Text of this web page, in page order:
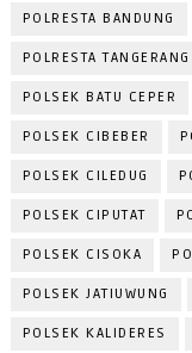
POLRESTA BANDUNG
POLRESTA TANGERANG
POLSEK BATU CEPER
POLSEK CIBEBER
POLSEK CILEDUG
POLSEK CIPUTAT
POLSEK CISOKA
POLSEK JATIUWUNG
POLSEK KALIDERES